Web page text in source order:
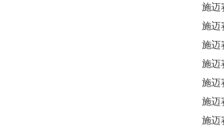
施迈
施迈
施迈
施迈
施迈
施迈
施迈